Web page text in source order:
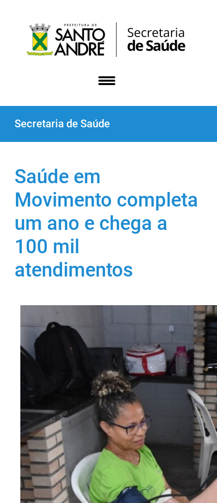
Secretaria de Saúde
Saúde em
Movimento completa
um ano e chega a
100 mil
atendimentos